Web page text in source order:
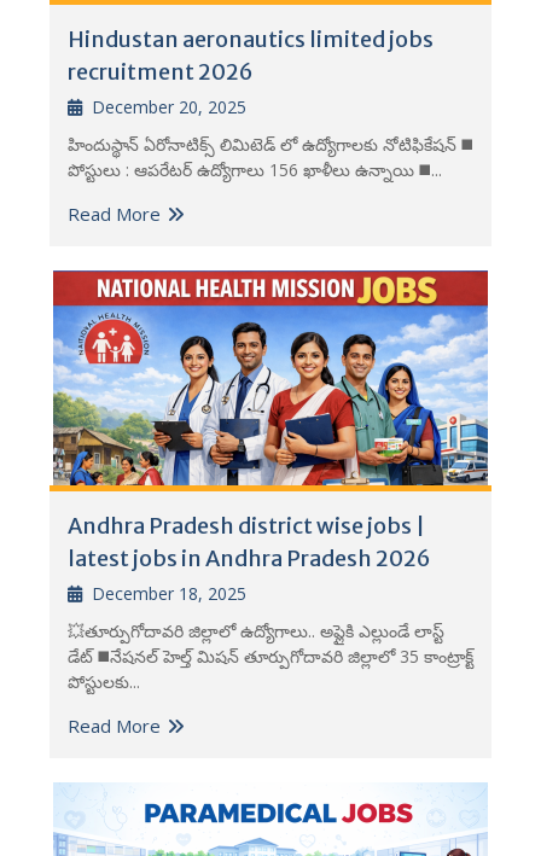
Hindustan aeronautics limited jobs
recruitment 2026
December 20, 2025
హిందుస్థాన్ ఏరోనాటిక్స్ లిమిటెడ్ లో ఉద్యోగాలకు నోటిఫికేషన్ ◼️
పోస్టులు : ఆపరేటర్ ఉద్యోగాలు 156 ఖాళీలు ఉన్నాయి ◼️...
Read More
Andhra Pradesh district wise jobs |
latest jobs in Andhra Pradesh 2026
December 18, 2025
💥తూర్పుగోదావరి జిల్లాలో ఉద్యోగాలు.. అప్లైకి ఎల్లుండే లాస్ట్
డేట్ ◼️నేషనల్ హెల్త్ మిషన్ తూర్పుగోదావరి జిల్లాలో 35 కాంట్రాక్ట్
పోస్టులకు...
Read More